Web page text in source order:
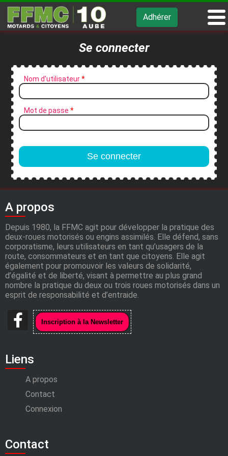
Adhérer
Se connecter
Nom d'utilisateur*
Mot de passe*
A propos
Depuis 1980, la FFMC agit pour développer la pratique des
deux-roues motorisés ou engins assimilés. Elle défend, sans
corporatisme, leurs utilisateurs en tant qu’usagers de la
route, consommateurs et en tant que citoyens. Elle agit
également pour promouvoir les valeurs de solidarité,
d’égalité et de liberté, visant à permettre au plus grand
nombre la pratique du deux ou trois roues motorisés dans un
esprit de responsabilité et d’entraide.
Liens
A propos
Contact
Connexion
Contact